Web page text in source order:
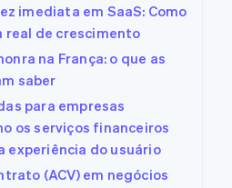
imediata em SaaS: Como
real de crescimento
na França: o que as
saber
para empresas
os serviços financeiros
experiência do usuário
(ACV) em negócios